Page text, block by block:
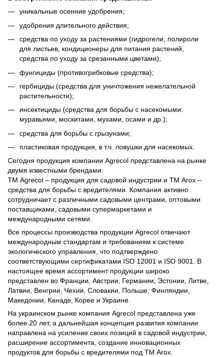
уникальные осенние удобрения;
удобрения длительного действия;
средства по уходу за растениями (гидрогели, полироли
для листьев, кондиционеры для питания растений,
средства по уходу за срезанными цветами);
фунгициды (противогрибковые средства);
гербициды (средства для уничтожения нежелательной
растительности);
инсектициды (средства для борьбы с насекомыми:
муравьями, москитами, мухами, осами и др.);
средства для борьбы с грызунами;
пластиковая продукция, в т.ч. ловушки для насекомых.
Сегодня продукция компании Agrecol представлена на рынке
двумя известными брендами:
ТМ Agrecol – продукция для садовой индустрии и ТМ Arox –
средства для борьбы с вредителями. Компания активно
сотрудничает с различными садовыми центрами, оптовыми
поставщиками, садовыми супермаркетами и
международными сетями.
Все процессы производства продукции Agrecol отвечают
международным стандартам и требованиям к системе
экологического управления, что подтверждено
соответствующими сертификатами ISO 12001 и ISO 9001. В
настоящее время ассортимент продукции широко
представлен во Франции, Австрии, Германии, Эстонии, Литве,
Латвии, Венгрии, Чехии, Словакии, Польше, Финляндии,
Македонии, Канаде, Корее и Украине.
На украинском рынке компания Agrecol представлена уже
более 20 лет, а дальнейшая концепция развития компании
направлена на усиление своих позиций в садовой индустрии,
расширение ассортимента, создание инновационных
продуктов для борьбы с вредителями под ТМ Arox.